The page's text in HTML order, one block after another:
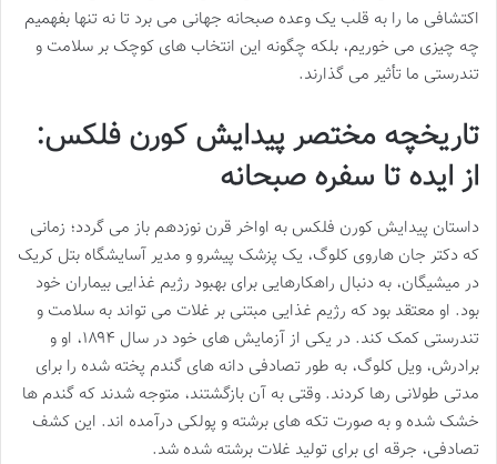
اکتشافی ما را به قلب یک وعده صبحانه جهانی می برد تا نه تنها بفهمیم
چه چیزی می خوریم، بلکه چگونه این انتخاب های کوچک بر سلامت و
تندرستی ما تأثیر می گذارند.
تاریخچه مختصر پیدایش کورن فلکس:
از ایده تا سفره صبحانه
داستان پیدایش کورن فلکس به اواخر قرن نوزدهم باز می گردد؛ زمانی
که دکتر جان هاروی کلوگ، یک پزشک پیشرو و مدیر آسایشگاه بتل کریک
در میشیگان، به دنبال راهکارهایی برای بهبود رژیم غذایی بیماران خود
بود. او معتقد بود که رژیم غذایی مبتنی بر غلات می تواند به سلامت و
تندرستی کمک کند. در یکی از آزمایش های خود در سال ۱۸۹۴، او و
برادرش، ویل کلوگ، به طور تصادفی دانه های گندم پخته شده را برای
مدتی طولانی رها کردند. وقتی به آن بازگشتند، متوجه شدند که گندم ها
خشک شده و به صورت تکه های برشته و پولکی درآمده اند. این کشف
تصادفی، جرقه ای برای تولید غلات برشته شده شد.